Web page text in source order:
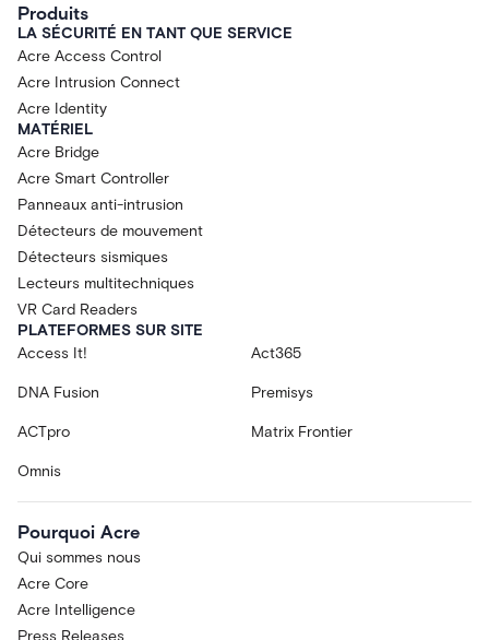
Produits
LA SÉCURITÉ EN TANT QUE SERVICE
Acre Access Control
Acre Intrusion Connect
Acre Identity
MATÉRIEL
Acre Bridge
Acre Smart Controller
Panneaux anti-intrusion
Détecteurs de mouvement
Détecteurs sismiques
Lecteurs multitechniques
VR Card Readers
PLATEFORMES SUR SITE
Access It!
Act365
DNA Fusion Premisys
ACTpro Matrix Frontier
Omnis
Pourquoi Acre
Qui sommes nous
Acre Core
Acre Intelligence
Press Releases